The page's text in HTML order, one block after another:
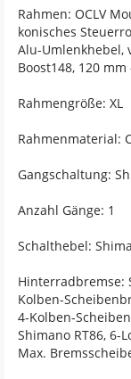
Rahmen: OCLV
konisches
Alu-Umlenkhebel,
Boost148, 120
Rahmengröße: XL
Rahmenmaterial:
Gangschaltung:
Anzahl Gänge: 1
Schalthebel:
Hinterradbremse:
Kolben-
4-Kolben-
Shimano RT86, 6-
Max.